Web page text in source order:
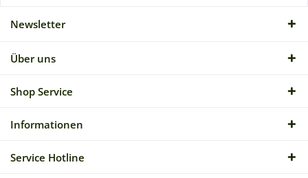
Newsletter
Über uns
Shop Service
Informationen
Service Hotline